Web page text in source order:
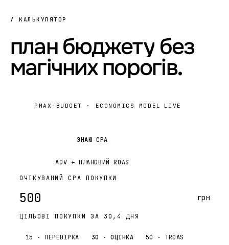
/ КАЛЬКУЛЯТОР
планбюджету без
магічнихпорогів.
PMAX-BUDGET · ECONOMICS MODEL LIVE
ЗНАЮ CPA
AOV + ПЛАНОВИЙ ROAS
ОЧІКУВАНИЙ CPA ПОКУПКИ
грн
ЦІЛЬОВІ ПОКУПКИ ЗА 30,4 ДНЯ
15 · ПЕРЕВІРКА 30 · ОЦІНКА 50 · TROAS